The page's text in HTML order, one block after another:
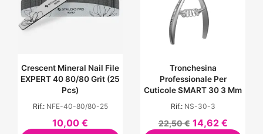
Crescent Mineral Nail File
EXPERT 40 80/80 Grit (25
Pcs)
Rif.: NFE-40-80/80-25
10,00 €
Tronchesina
Professionale Per
Cuticole SMART 30 3 Mm
Rif.: NS-30-3
22,50 € 14,62 €